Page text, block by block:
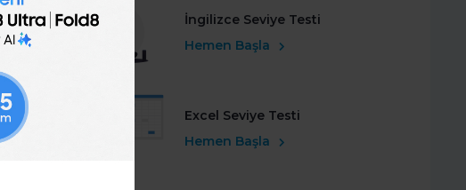
İngilizce Seviye Testi
Hemen Başla
Excel Seviye Testi
Hemen Başla